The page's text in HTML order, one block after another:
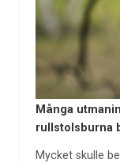
Många
rullstolsburna
Mycket skulle